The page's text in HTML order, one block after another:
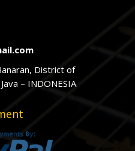
District of
– INDONESIA